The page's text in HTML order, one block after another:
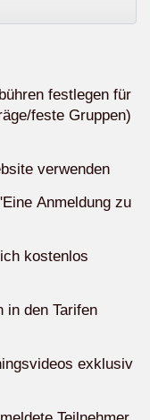
festlegen für
feste Gruppen)
verwenden
Anmeldung zu
kostenlos
in den Tarifen
exklusiv